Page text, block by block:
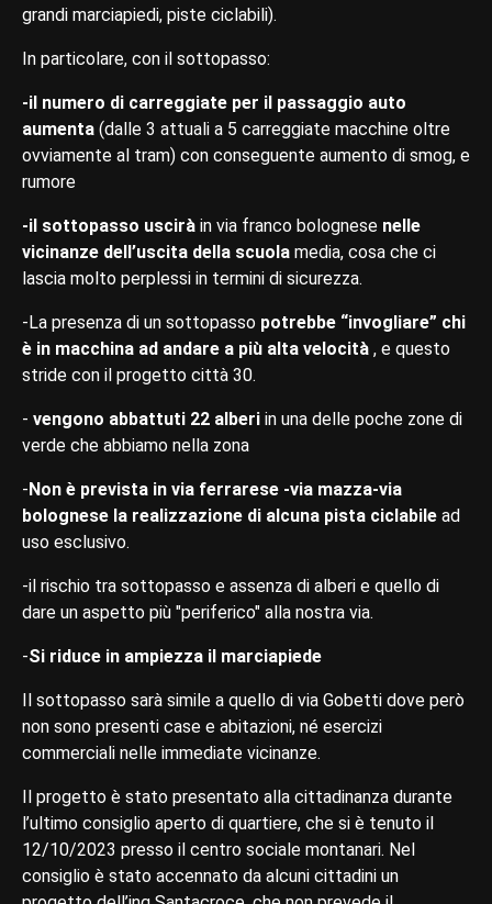
grandi marciapiedi, piste ciclabili).
In particolare, con il sottopasso:
-il numero di carreggiate per il passaggio auto
aumenta (dalle 3 attuali a 5 carreggiate macchine oltre
ovviamente al tram) con conseguente aumento di smog, e
rumore
-il sottopasso uscirà in via franco bolognese nelle
vicinanze dell’uscita della scuola media, cosa che ci
lascia molto perplessi in termini di sicurezza.
-La presenza di un sottopasso potrebbe “invogliare” chi
è in macchina ad andare a più alta velocità , e questo
stride con il progetto città 30.
- vengono abbattuti 22 alberi in una delle poche zone di
verde che abbiamo nella zona
-Non è prevista in via ferrarese -via mazza-via
bolognese la realizzazione di alcuna pista ciclabile ad
uso esclusivo.
-il rischio tra sottopasso e assenza di alberi e quello di
dare un aspetto più "periferico" alla nostra via.
-Si riduce in ampiezza il marciapiede
Il sottopasso sarà simile a quello di via Gobetti dove però
non sono presenti case e abitazioni, né esercizi
commerciali nelle immediate vicinanze.
Il progetto è stato presentato alla cittadinanza durante
l’ultimo consiglio aperto di quartiere, che si è tenuto il
12/10/2023 presso il centro sociale montanari. Nel
consiglio è stato accennato da alcuni cittadini un